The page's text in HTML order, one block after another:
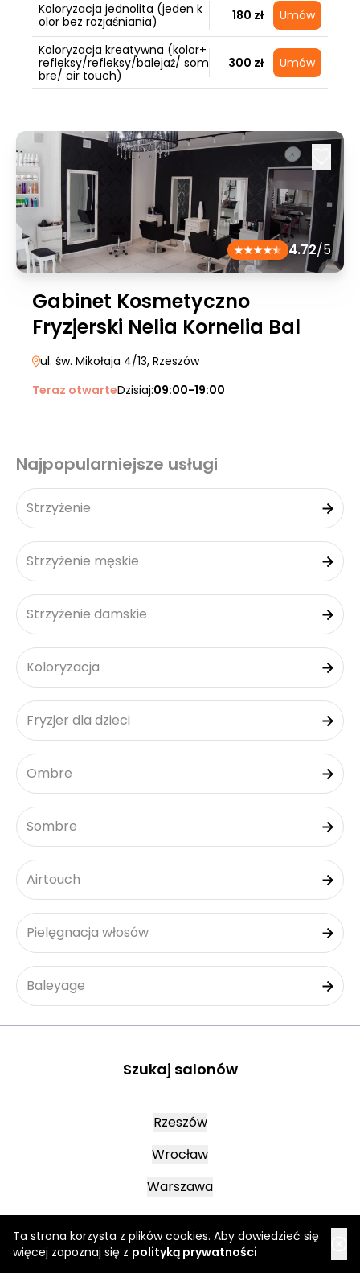
Ta strona korzysta z plików cookies. Aby dowiedzieć się
więcej zapoznaj się z polityką prywatności
Koloryzacja jednolita (jeden k
olor bez rozjaśniania)
180 zł Umów
Koloryzacja kreatywna (kolor+
refleksy/refleksy/balejaż/ som
bre/ air touch)
300 zł Umów
4.72/5
Gabinet Kosmetyczno
Fryzjerski Nelia Kornelia Bal
ul. św. Mikołaja 4/13, Rzeszów
Teraz otwarteDzisiaj:09:00-19:00
Najpopularniejsze usługi
Strzyżenie
Strzyżenie męskie
Strzyżenie damskie
Koloryzacja
Fryzjer dla dzieci
Ombre
Sombre
Airtouch
Pielęgnacja włosów
Baleyage
Szukaj salonów
Rzeszów
Wrocław
Warszawa
Oława